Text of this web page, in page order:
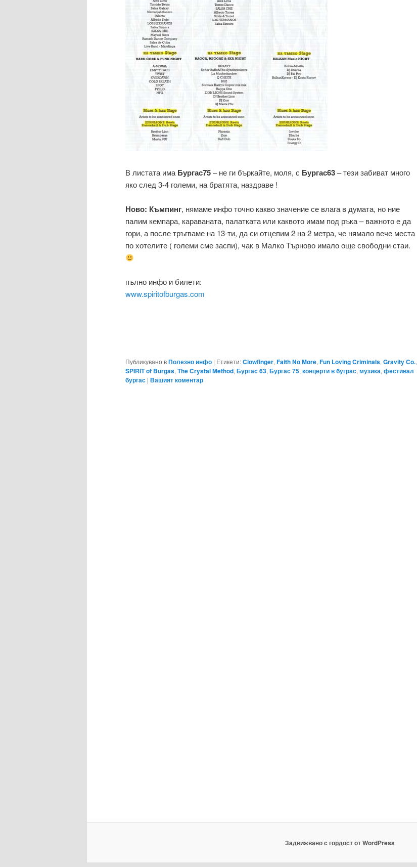
В листата има Бургас75– не ги бъркайте, моля, с Бургас63– тези забиват много
яко след 3-4 големи, на братята, наздраве !
Ново: Къмпинг, нямаме инфо точно какво значение се влага в думата, но ние
палим кемпара, караваната, палатката или каквото имам под ръка – важното е да
гори, а после тръгваме на 13-ти, да си отцепим 2 на 2 метра, че нямало вече места
по хотелите ( големи сме заспи), чак в Малко Търново имало още свободни стаи.
пълно инфо и билети:
www.spiritofburgas.com
Публикувано вПолезно инфо | Етикети:Clowfinger, Faith No More, Fun Loving Criminals, Gravity Co.,
SPIRIT of Burgas, The Crystal Method, Бургас 63, Бургас 75, концерти в буграс, музика, фестивал
бургас | Вашият коментар
Задвижвано с гордост от WordPress